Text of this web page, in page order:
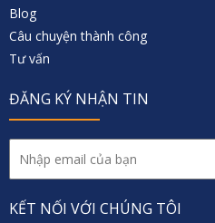
Blog
Câu chuyện thành công
Tư vấn
ĐĂNG KÝ NHẬN TIN
KẾT NỐI VỚI CHÚNG TÔI